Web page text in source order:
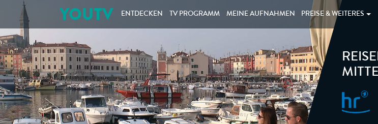
YOUTV ENTDECKEN TV PROGRAMM MEINE AUFNAHMEN PREISE & WEITERES